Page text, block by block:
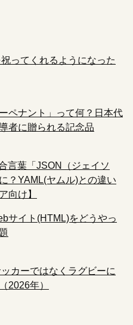
ってくれるようになった
ペナント」って何？日本代
者に贈られる記念品
言葉「JSON（ジェイソ
？YAML(ヤムル)との違い
向け】
サイト(HTML)をどうやっ
カーではなくラグビーに
2026年）